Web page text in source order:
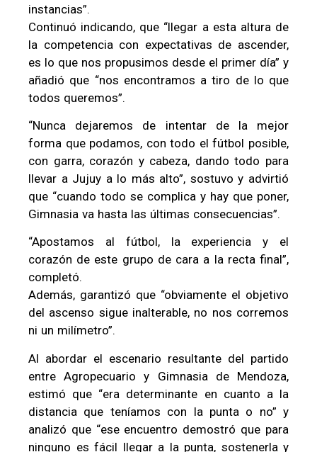
instancias”.
Continuó indicando, que “llegar a esta altura de
la competencia con expectativas de ascender,
es lo que nos propusimos desde el primer día” y
añadió que “nos encontramos a tiro de lo que
todos queremos”.
“Nunca dejaremos de intentar de la mejor
forma que podamos, con todo el fútbol posible,
con garra, corazón y cabeza, dando todo para
llevar a Jujuy a lo más alto”, sostuvo y advirtió
que “cuando todo se complica y hay que poner,
Gimnasia va hasta las últimas consecuencias”.
“Apostamos al fútbol, la experiencia y el
corazón de este grupo de cara a la recta final”,
completó.
Además, garantizó que “obviamente el objetivo
del ascenso sigue inalterable, no nos corremos
ni un milímetro”.
Al abordar el escenario resultante del partido
entre Agropecuario y Gimnasia de Mendoza,
estimó que “era determinante en cuanto a la
distancia que teníamos con la punta o no” y
analizó que “ese encuentro demostró que para
ninguno es fácil llegar a la punta, sostenerla y